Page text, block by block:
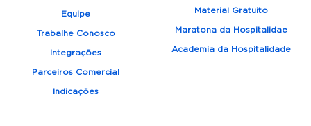
Equipe
Trabalhe Conosco
Integrações
Parceiros Comercial
Indicações
Material Gratuito
Maratona da Hospitalidae
Academia da Hospitalidade